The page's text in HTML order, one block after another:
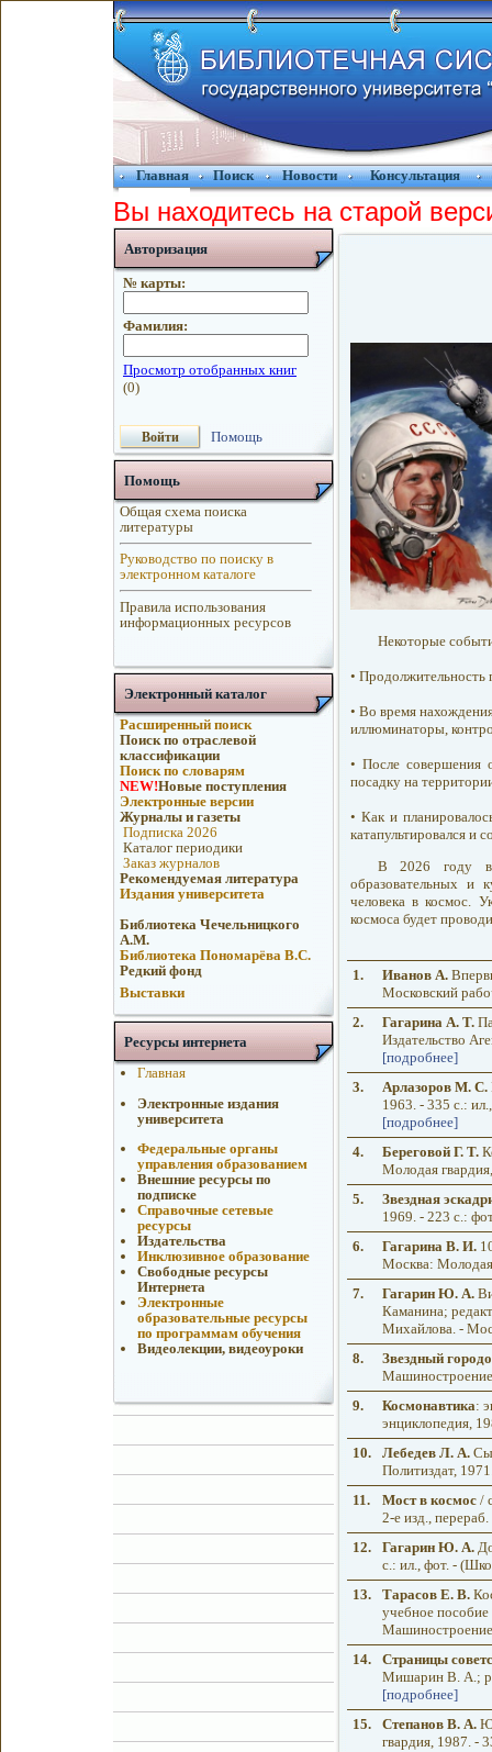
Главная Поиск Новости Консультация
Вы находитесь на старой
Авторизация
№ карты:
Фамилия:
Помощь
Помощь
Общая схема поиска
литературы
Руководство по поиску в
электронном каталоге
Правила использования
информационных ресурсов
Электронный каталог
Расширенный поиск
Поиск по отраслевой
классификации
Поиск по словарям
NEW!Новые поступления
Электронные версии
Журналы и газеты
Подписка 2026
Каталог периодики
Заказ журналов
Рекомендуемая литература
Издания университета
Библиотека Чечельницкого
А.М.
Библиотека Пономарёва В.С.
Редкий фонд
Выставки
Ресурсы интернета
Главная
Электронные издания
университета
Федеральные органы
управления образованием
Внешние ресурсы по
подписке
Справочные сетевые
ресурсы
Издательства
Инклюзивное образование
Свободные ресурсы
Интернета
Электронные
образовательные ресурсы
по программам обучения
Видеолекции, видеоуроки
Некоторые
•
• Во время
иллюминаторы,
• После совершения
посадку на
• Как и
катапультировался и
В 2026 году в
образовательных и
человека в космос.
космоса будет
1. Иванов А.
Московский
2.
Гагарина А. Т.
Издательство
[подробнее]
3.
Арлазоров М. С.
1963. - 335 с.:
[подробнее]
4.
Береговой Г. Т.
Молодая
5.
Звездная
1969. - 223 с.:
6.
Гагарина В. И.
Москва:
7.
Гагарин Ю. А.
Каманина;
Михайлова. -
8.
Звездный
9.
Космонавтика:
энциклопедия,
10.
Лебедев Л. А.
Политиздат,
11.
Мост в космос/
2-е изд.,
12.
Гагарин Ю. А.
с.: ил., фот. -
13.
Тарасов Е. В.
учебное пособие
14.
Страницы
Мишарин В. А.;
[подробнее]
15.
Степанов В. А.
гвардия, 1987. -